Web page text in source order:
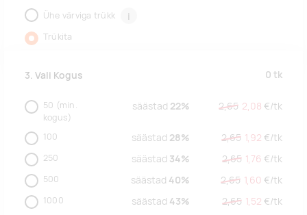
Ühe värviga trükk i
Trükita
3. Vali Kogus 0 tk
50 (min.
kogus)
säästad 22% 2,65 2,08 €/tk
100 säästad 28% 2,65 1,92 €/tk
250 säästad 34% 2,65 1,76 €/tk
500 säästad 40% 2,65 1,60 €/tk
1000 säästad 43% 2,65 1,52 €/tk